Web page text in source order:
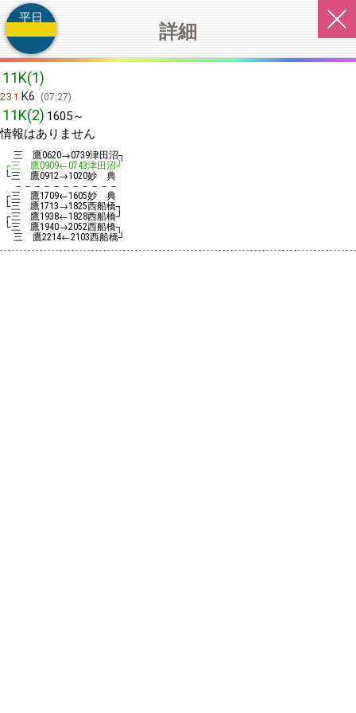
詳細
平日
11K(1)
231 K6 07:27
11K(2) 1605～
情報はありません
三 鷹0620→0739津田沼┐
┌三 鷹0909←0743津田沼┘
└三 鷹0912→1020妙 典
－－－－－－－－－－－
┌三 鷹1709←1605妙 典
└三 鷹1713→1825西船橋┐
┌三 鷹1938←1828西船橋┘
└三 鷹1940→2052西船橋┐
三 鷹2214←2103西船橋┘